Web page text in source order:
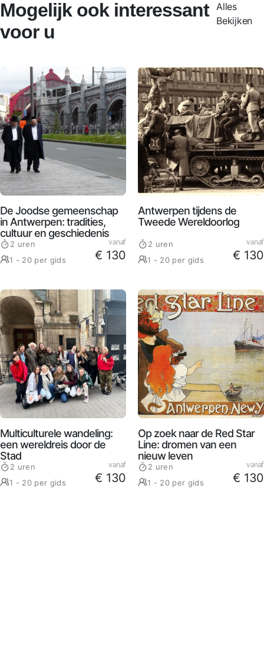
Mogelijk ook interessant
voor u
Alles
Bekijken
De Joodse gemeenschap
in Antwerpen: tradities,
cultuur en geschiedenis
2 uren
1 - 20 per gids
vanaf
€ 130
Antwerpen tijdens de
Tweede Wereldoorlog
2 uren
1 - 20 per gids
vanaf
€ 130
Multiculturele wandeling:
een wereldreis door de
Stad
2 uren
1 - 20 per gids
vanaf
€ 130
Op zoek naar de Red Star
Line: dromen van een
nieuw leven
2 uren
1 - 20 per gids
vanaf
€ 130